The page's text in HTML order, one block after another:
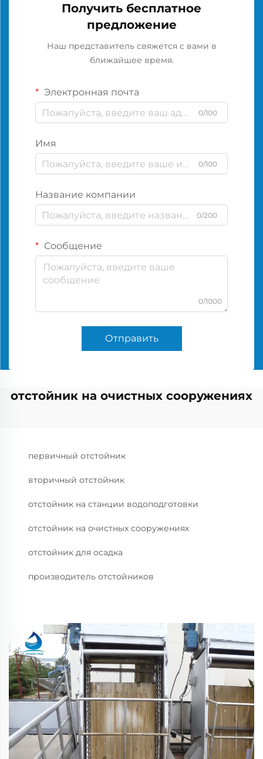
Получить бесплатное
предложение
Наш представитель свяжется с вами в
ближайшее время.
Электронная почта
0/100
Имя
0/100
Название компании
0/200
Сообщение
0/1000
Отправить
отстойник на очистных сооружениях
первичный отстойник
вторичный отстойник
отстойник на станции водоподготовки
отстойник на очистных сооружениях
отстойник для осадка
производитель отстойников